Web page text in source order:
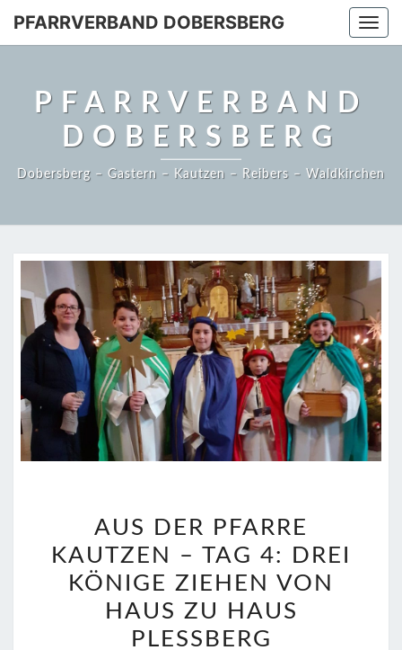
PFARRVERBAND DOBERSBERG
PFARRVERBAND
DOBERSBERG
Dobersberg – Gastern – Kautzen – Reibers – Waldkirchen
DER
PFARRE
KAUTZEN
–
TAG
AUS DER PFARRE
KAUTZEN – TAG 4: DREI
KÖNIGE ZIEHEN VON
HAUS ZU HAUS
PLESSBERG